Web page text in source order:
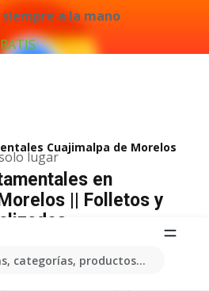
a la mano
lugar
categorías, productos...
Cuajimalpa de Morelos
en
|| Folletos y